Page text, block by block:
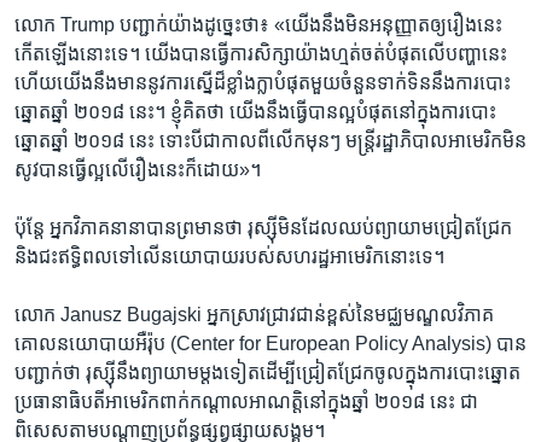
លោក Trump បញ្ជាក់​យ៉ាង​ដូច្នេះ​ថា៖ «យើង​នឹង​មិន​អនុញ្ញាត​ឲ្យ​រឿង​នេះ​
កើត​ឡើង​នោះ​ទេ។ យើង​បាន​ធ្វើ​ការ​សិក្សា​យ៉ាង​ហ្មត់ចត់​បំផុត​លើ​បញ្ហា​នេះ
ហើយ​យើង​នឹង​មាន​នូវ​ការ​ស្នើ​ដ៏​ខ្លាំងក្លា​បំផុត​មួយ​ចំនួន​ទាក់ទិន​នឹង​ការ​បោះ​
ឆ្នោត​ឆ្នាំ ២០១៨ នេះ។ ខ្ញុំ​គិត​ថា យើង​នឹង​ធ្វើ​បាន​ល្អ​បំផុត​នៅ​ក្នុង​ការ​បោះ​
ឆ្នោត​ឆ្នាំ ២០១៨ នេះ ទោះបីជា​កាល​ពី​លើក​មុនៗ មន្ត្រី​រដ្ឋាភិបាល​អាមេរិក​មិន​
សូវ​បាន​ធ្វើ​ល្អ​លើ​រឿង​នេះ​ក៏​ដោយ»។
ប៉ុន្តែ អ្នក​វិភាគ​នានា​បាន​ព្រមាន​ថា រុស្ស៊ី​មិន​ដែល​ឈប់​ព្យាយាម​ជ្រៀតជ្រែក
និង​ជះ​ឥទ្ធិពល​ទៅ​លើ​នយោបាយ​របស់​សហរដ្ឋ​អាមេរិក​នោះ​ទេ។
លោក Janusz Bugajski អ្នក​ស្រាវជ្រាវ​ជាន់​ខ្ពស់​នៃ​មជ្ឈមណ្ឌល​វិភាគ​
គោល​នយោបាយ​អឺរ៉ុប (Center for European Policy Analysis) បាន​
បញ្ជាក់​ថា រុស្ស៊ី​នឹង​ព្យាយាម​ម្ដង​ទៀត​ដើម្បី​ជ្រៀតជ្រែក​ចូល​ក្នុង​ការ​បោះ​ឆ្នោត​
ប្រធានាធិបតី​អាមេរិក​ពាក់​កណ្ដាល​អាណត្តិ​នៅ​ក្នុង​ឆ្នាំ ២០១៨ នេះ ជា​
ពិសេស​តាម​បណ្ដាញ​ប្រព័ន្ធ​ផ្សព្វផ្សាយ​សង្គម។